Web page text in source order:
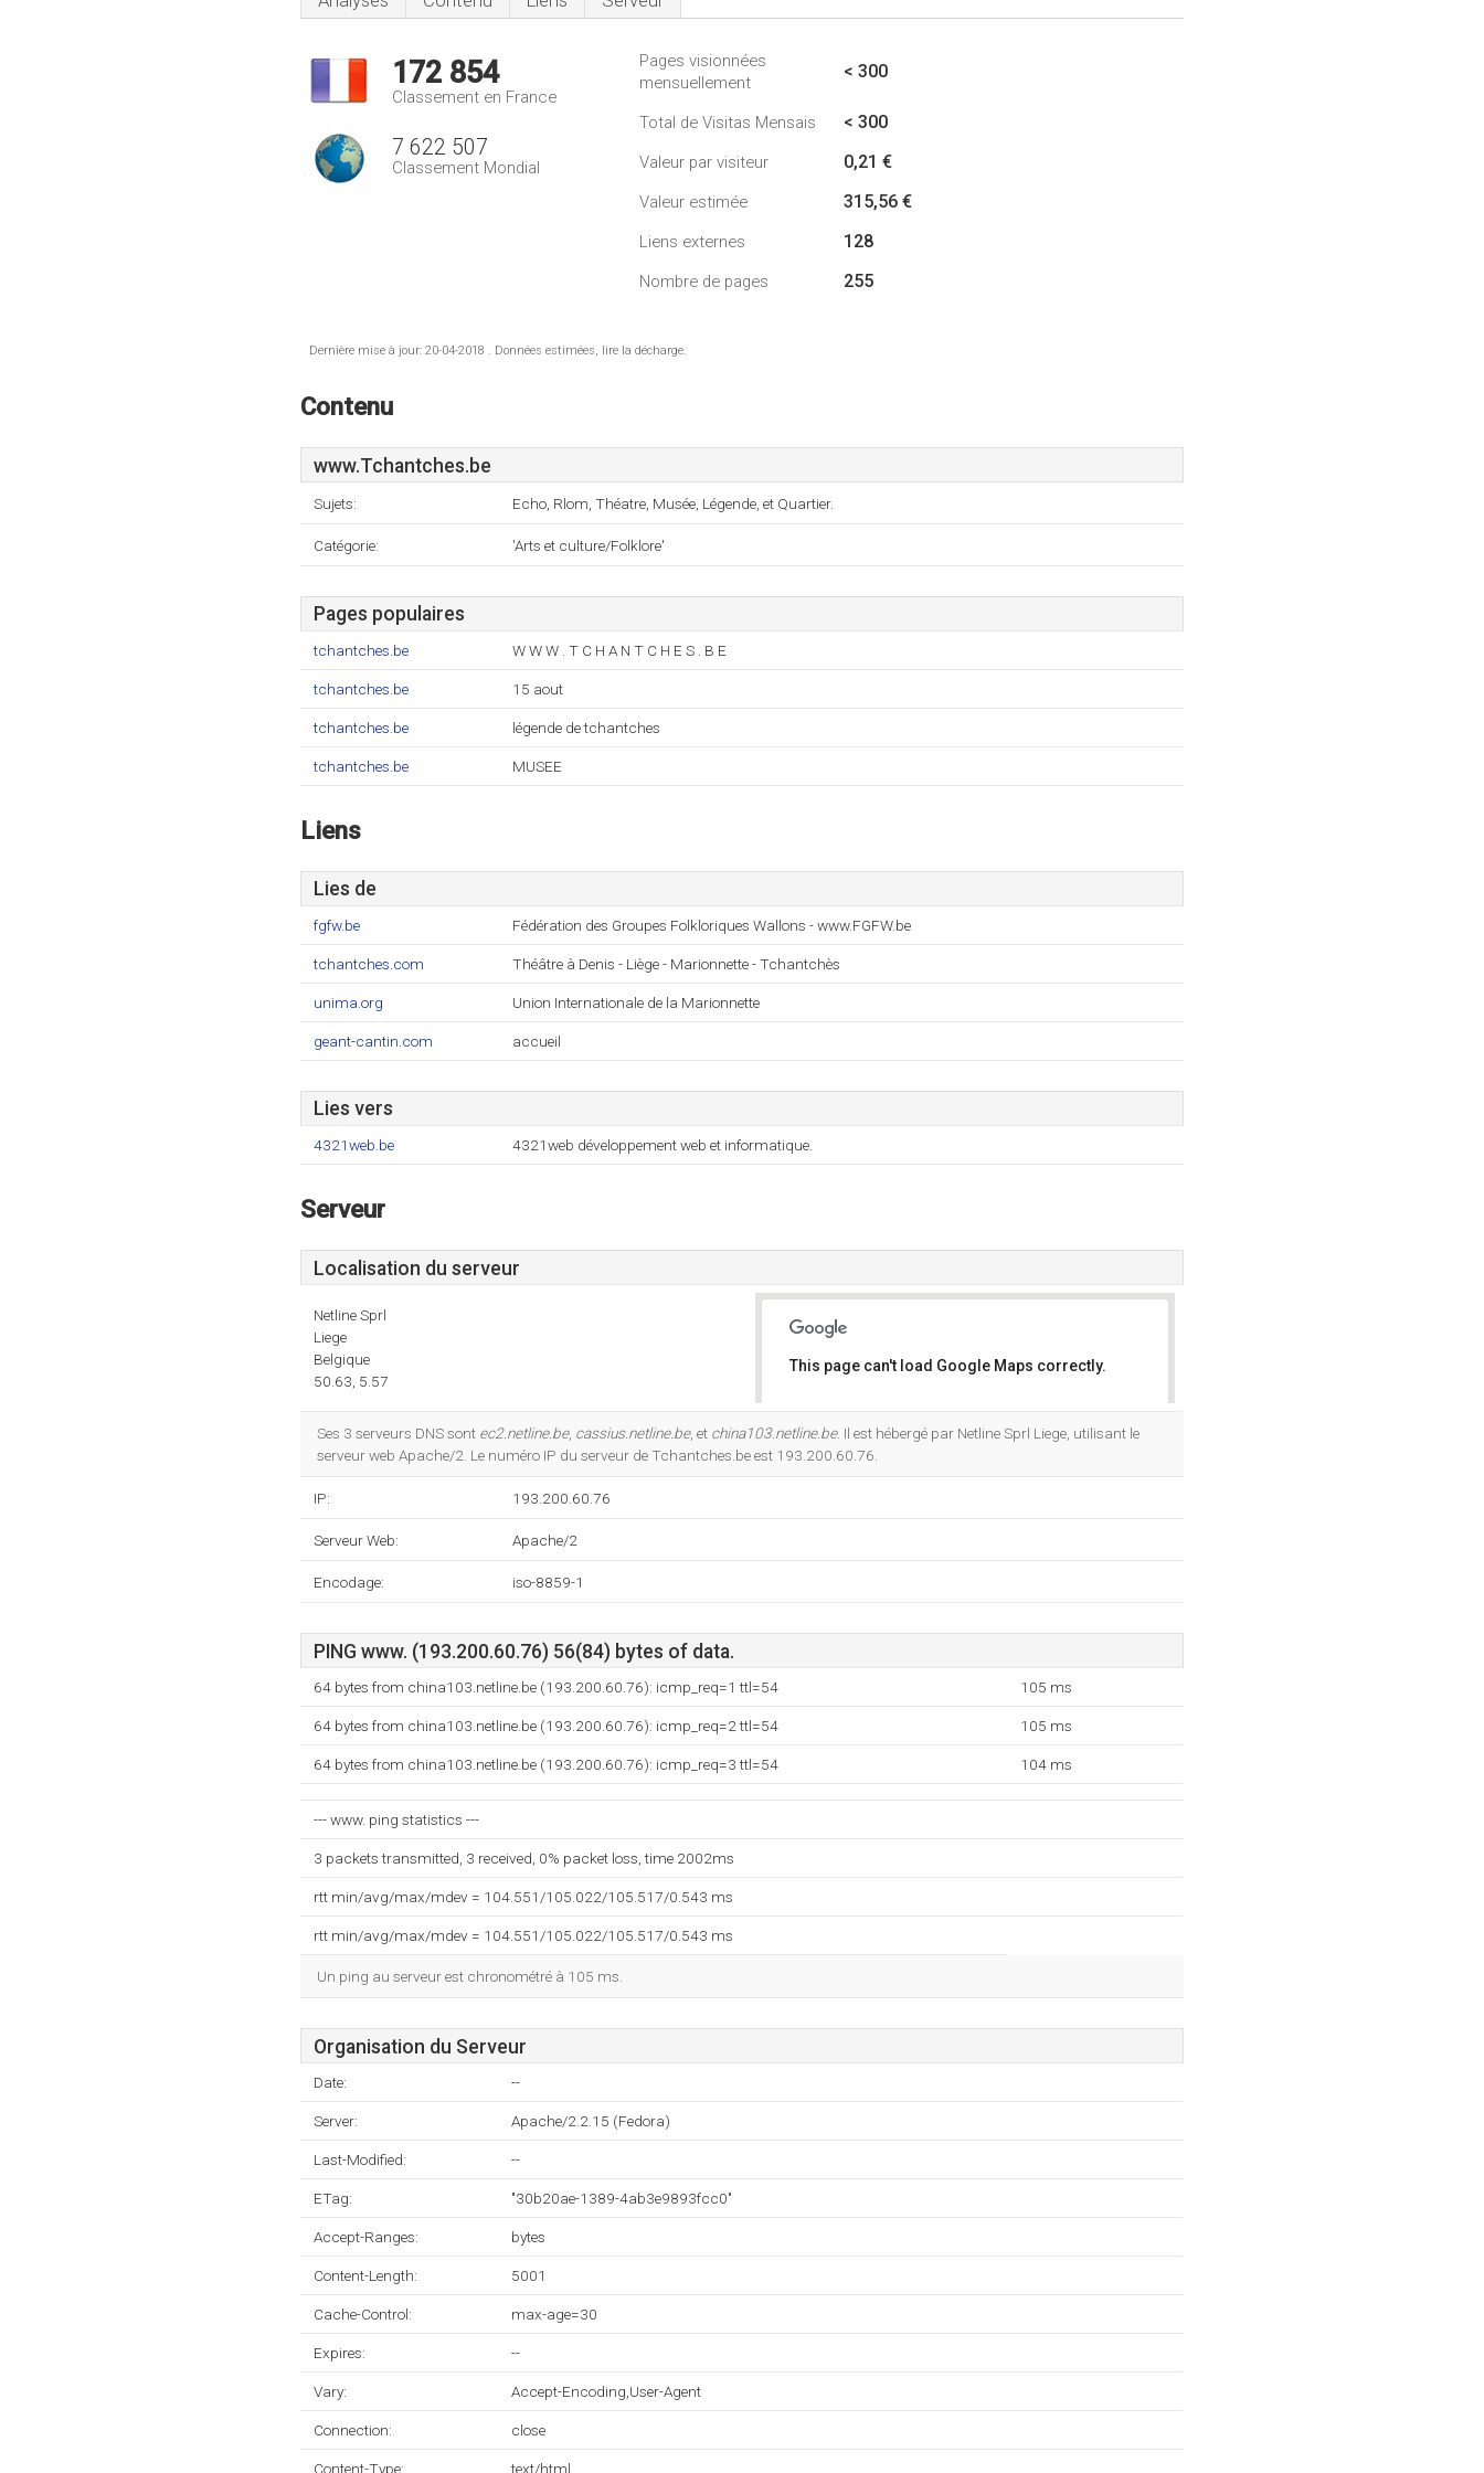
172 854
Classement en France
7 622 507
Classement Mondial
Pages visionnées
mensuellement
< 300
Total de Visitas Mensais < 300
Valeur par visiteur 0,21 €
Valeur estimée 315,56 €
Liens externes 128
Nombre de pages 255
Dernière mise à jour: 20-04-2018 . Données estimées, lire la décharge.
Contenu
www.Tchantches.be
Sujets: Echo, Rlom, Théatre, Musée, Légende, et Quartier.
Catégorie: 'Arts et culture/Folklore'
Pages populaires
tchantches.be W W W . T C H A N T C H E S . B E
tchantches.be 15 aout
tchantches.be légende de tchantches
tchantches.be MUSEE
Liens
Lies de
fgfw.be Fédération des Groupes Folkloriques Wallons - www.FGFW.be
tchantches.com Théâtre à Denis - Liège - Marionnette - Tchantchès
unima.org Union Internationale de la Marionnette
geant-cantin.com accueil
Lies vers
4321web.be 4321web développement web et informatique.
Serveur
Localisation du serveur
Netline Sprl
Liege
Belgique
50.63, 5.57
This page can't load Google Maps correctly.
Ses 3 serveurs DNS sont ec2.netline.be, cassius.netline.be, et china103.netline.be. Il est hébergé par Netline Sprl Liege, utilisant le
serveur web Apache/2. Le numéro IP du serveur de Tchantches.be est 193.200.60.76.
IP: 193.200.60.76
Serveur Web: Apache/2
Encodage: iso-8859-1
PING www. (193.200.60.76) 56(84) bytes of data.
64 bytes from china103.netline.be (193.200.60.76): icmp_req=1 ttl=54 105 ms
64 bytes from china103.netline.be (193.200.60.76): icmp_req=2 ttl=54 105 ms
64 bytes from china103.netline.be (193.200.60.76): icmp_req=3 ttl=54 104 ms
--- www. ping statistics ---
3 packets transmitted, 3 received, 0% packet loss, time 2002ms
rtt min/avg/max/mdev = 104.551/105.022/105.517/0.543 ms
rtt min/avg/max/mdev = 104.551/105.022/105.517/0.543 ms
Un ping au serveur est chronométré à 105 ms.
Organisation du Serveur
Date: --
Server: Apache/2.2.15 (Fedora)
Last-Modified: --
ETag: "30b20ae-1389-4ab3e9893fcc0"
Accept-Ranges: bytes
Content-Length: 5001
Cache-Control: max-age=30
Expires: --
Vary: Accept-Encoding,User-Agent
Connection: close
Content-Type: text/html